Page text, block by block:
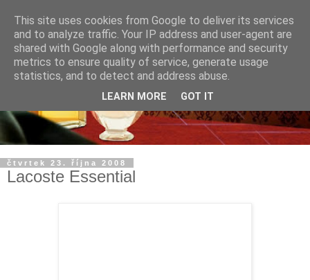
čtvrtek 23. října 2008
Lacoste Essential
This site uses cookies from Google to deliver its services
and to analyze traffic. Your IP address and user-agent are
shared with Google along with performance and security
metrics to ensure quality of service, generate usage
statistics, and to detect and address abuse.
LEARN MORE GOT IT